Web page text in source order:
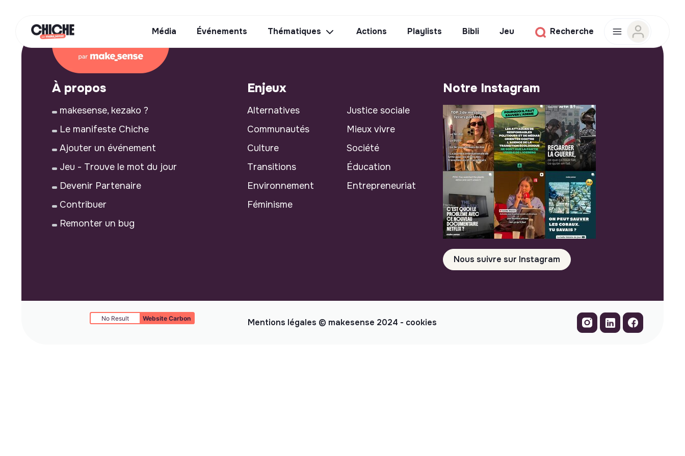
Média Événements Thématiques Actions Playlists Bibli Jeu Recherche
À propos
makesense, kezako ?
Le manifeste Chiche
Ajouter un événement
Jeu - Trouve le mot du jour
Devenir Partenaire
Contribuer
Remonter un bug
Enjeux
Alternatives
Communautés
Culture
Transitions
Environnement
Féminisme
Justice sociale
Mieux vivre
Société
Éducation
Entrepreneuriat
Notre Instagram
Nous suivre sur Instagram
No Result Website Carbon Mentions légales © makesense 2024 - cookies